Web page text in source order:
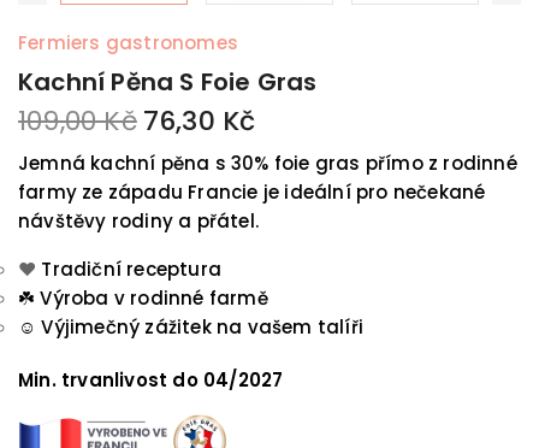
Fermiers gastronomes
Kachní Pěna S Foie Gras
109,00 Kč76,30 Kč
Jemná kachní pěna s 30% foie gras přímo z rodinné
farmy ze západu Francie je ideální pro nečekané
návštěvy rodiny a přátel.
❤️ Tradiční receptura
☘️ Výroba v rodinné farmě
☺️ Výjimečný zážitek na vašem talíři
Min. trvanlivost do 04/2027